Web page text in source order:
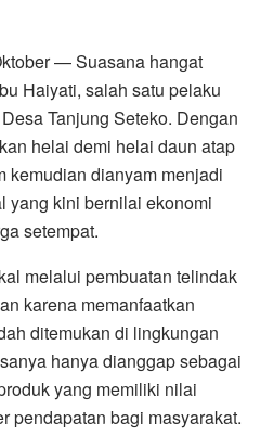
— Suasana hangat
Haiyati, salah satu pelaku
Tanjung Seteko. Dengan
helai demi helai daun atap
kemudian dianyam menjadi
kini bernilai ekonomi
setempat.
melalui pembuatan telindak
karena memanfaatkan
ditemukan di lingkungan
hanya dianggap sebagai
yang memiliki nilai
pendapatan bagi masyarakat.